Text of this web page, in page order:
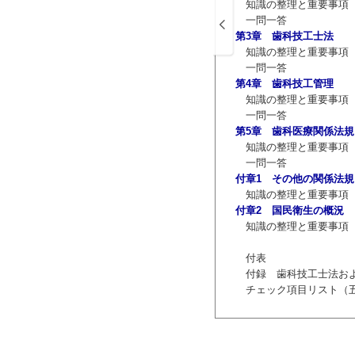
知識の整理と重要事項
一問一答
第3章 歯科技工士法
知識の整理と重要事項
一問一答
第4章 歯科技工管理
知識の整理と重要事項
一問一答
第5章 歯科医療関係法規
知識の整理と重要事項
一問一答
付章1 その他の関係法規
知識の整理と重要事項
付章2 国民衛生の概況
知識の整理と重要事項
付表
付録 歯科技工士法お
チェック項目リスト（